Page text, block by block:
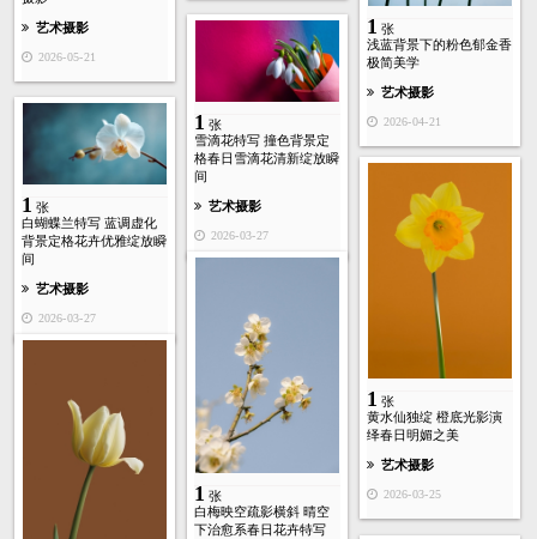
艺术摄影
2026-05-21
1 张
浅蓝背景下的粉色郁金香
极简美学
艺术摄影
2026-04-21
1 张
雪滴花特写 撞色背景定
格春日雪滴花清新绽放瞬
间
艺术摄影
2026-03-27
1 张
白蝴蝶兰特写 蓝调虚化
背景定格花卉优雅绽放瞬
间
艺术摄影
2026-03-27
1 张
黄水仙独绽 橙底光影演
绎春日明媚之美
艺术摄影
2026-03-25
1 张
白梅映空疏影横斜 晴空
下治愈系春日花卉特写